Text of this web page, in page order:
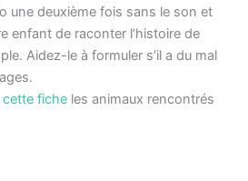
une deuxième fois sans le son et
enfant de raconter l’histoire de
Aidez-le à formuler s’il a du mal
cette ficheles animaux rencontrés